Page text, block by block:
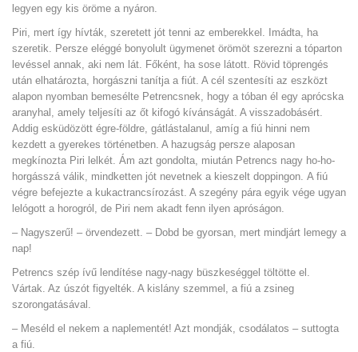
legyen egy kis öröme a nyáron.
Piri, mert így hívták, szeretett jót tenni az emberekkel. Imádta, ha
szeretik. Persze eléggé bonyolult ügymenet örömöt szerezni a tóparton
levéssel annak, aki nem lát. Főként, ha sose látott. Rövid töprengés
után elhatározta, horgászni tanítja a fiút. A cél szentesíti az eszközt
alapon nyomban bemesélte Petrencsnek, hogy a tóban él egy aprócska
aranyhal, amely teljesíti az őt kifogó kívánságát. A visszadobásért.
Addig esküdözött égre-földre, gátlástalanul, amíg a fiú hinni nem
kezdett a gyerekes történetben. A hazugság persze alaposan
megkínozta Piri lelkét. Ám azt gondolta, miután Petrencs nagy ho-ho-
horgásszá válik, mindketten jót nevetnek a kieszelt doppingon. A fiú
végre befejezte a kukactrancsírozást. A szegény pára egyik vége ugyan
lelógott a horogról, de Piri nem akadt fenn ilyen apróságon.
– Nagyszerű! – örvendezett. – Dobd be gyorsan, mert mindjárt lemegy a
nap!
Petrencs szép ívű lendítése nagy-nagy büszkeséggel töltötte el.
Vártak. Az úszót figyelték. A kislány szemmel, a fiú a zsineg
szorongatásával.
– Meséld el nekem a naplementét! Azt mondják, csodálatos – suttogta
a fiú.